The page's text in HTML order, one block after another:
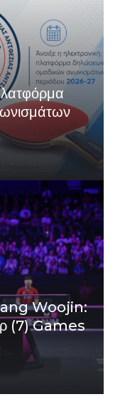
Woojin:
(7) Games